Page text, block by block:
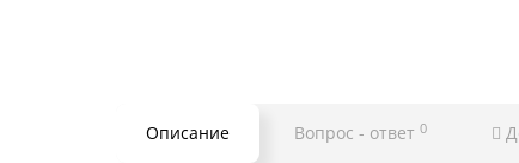
Описание Вопрос - ответ 0